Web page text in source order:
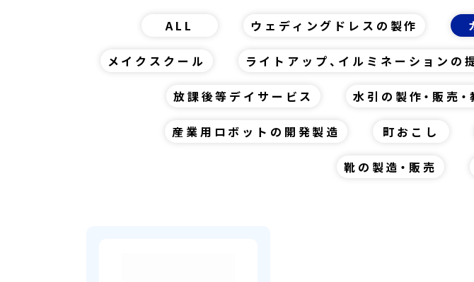
ALL ウェディングドレスの製作
メイクスクール ライトアップ、イルミネーションの
放課後等デイサービス 水引の製作・販売・
産業用ロボットの開発製造 町おこし
靴の製造・販売